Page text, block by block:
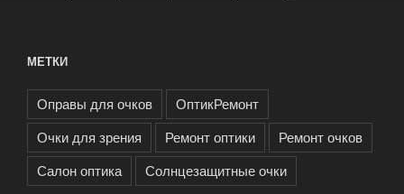
МЕТКИ
Оправы для очков
ОптикРемонт
Очки для зрения
Ремонт оптики
Ремонт очков
Салон оптика
Солнцезащитные очки